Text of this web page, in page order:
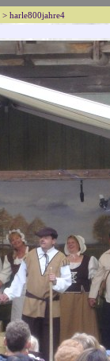
> harle800jahre4